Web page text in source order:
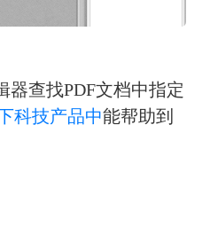
器查找PDF文档中指定
科技产品中能帮助到